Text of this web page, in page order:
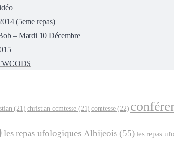
(5eme repas)
– Mardi 10 Décembre
(21) christian comtesse (21) comtesse (22)
les repas ufologiques Albijeois (55)les repas